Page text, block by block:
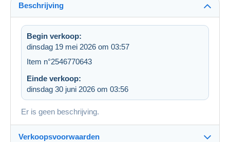
Beschrijving
Begin verkoop:
dinsdag 19 mei 2026 om 03:57
Item n°2546770643
Einde verkoop:
dinsdag 30 juni 2026 om 03:56
Er is geen beschrijving.
Verkoopsvoorwaarden